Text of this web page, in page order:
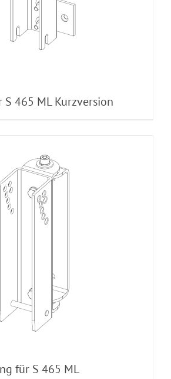
465 ML Kurzversion
für S 465 ML